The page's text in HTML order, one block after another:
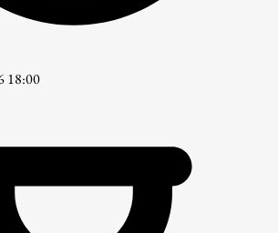
18:00